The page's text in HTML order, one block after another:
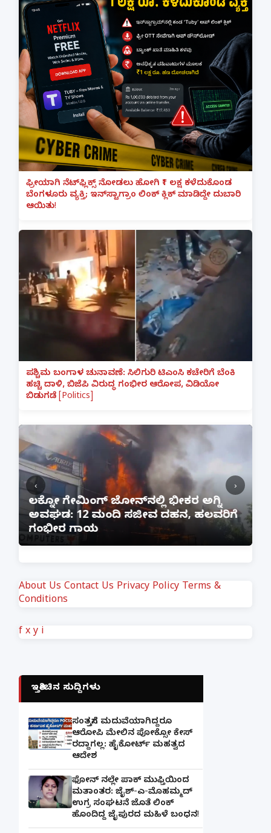
ಫ್ರೀಯಾಗಿ ನೆಟ್‌ಫ್ಲಿಕ್ಸ್ ನೋಡಲು ಹೋಗಿ ₹1 ಲಕ್ಷ ಕಳೆದುಕೊಂಡ
ಬೆಂಗಳೂರು ವ್ಯಕ್ತಿ; ಇನ್‌ಸ್ಟಾಗ್ರಾಂ ಲಿಂಕ್ ಕ್ಲಿಕ್ ಮಾಡಿದ್ದೇ ದುಬಾರಿ
ಆಯಿತು!
ಪಶ್ಚಿಮ ಬಂಗಾಳ ಚುನಾವಣೆ: ಸಿಲಿಗುರಿ ಟಿಎಂಸಿ ಕಚೇರಿಗೆ ಬೆಂಕಿ
ಹಚ್ಚಿ ದಾಳಿ, ಬಿಜೆಪಿ ವಿರುದ್ಧ ಗಂಭೀರ ಆರೋಪ, ವಿಡಿಯೋ
ಬಿಡುಗಡೆ [Politics]
ಲಕ್ನೋ ಗೇಮಿಂಗ್ ಜೋನ್‌ನಲ್ಲಿ ಭೀಕರ ಅಗ್ನಿ
ಅವಘಡ: 12 ಮಂದಿ ಸಜೀವ ದಹನ, ಹಲವರಿಗೆ
ಗಂಭೀರ ಗಾಯ
‹ ›
About Us Contact Us Privacy Policy Terms &
Conditions
f x y i
ಇತ್ತೀಚಿನ ಸುದ್ದಿಗಳು
ಸಂತ್ರಸ್ತೆಗೆ ಮದುವೆಯಾಗಿದ್ದರೂ
ಆರೋಪಿ ಮೇಲಿನ ಪೋಕ್ಸೋ ಕೇಸ್
ರದ್ದಾಗಲ್ಲ: ಹೈಕೋರ್ಟ್ ಮಹತ್ವದ
ಆದೇಶ
ಫೋನ್ ನಲ್ಲೇ ಪಾಕ್ ಮುಫ್ತಿಯಿಂದ
ಮತಾಂತರ: ಜೈಶ್-ಎ-ಮೊಹಮ್ಮದ್
ಉಗ್ರ ಸಂಘಟನೆ ಜೊತೆ ಲಿಂಕ್
ಹೊಂದಿದ್ದ ಜೈಪುರದ ಮಹಿಳೆ ಬಂಧನ!